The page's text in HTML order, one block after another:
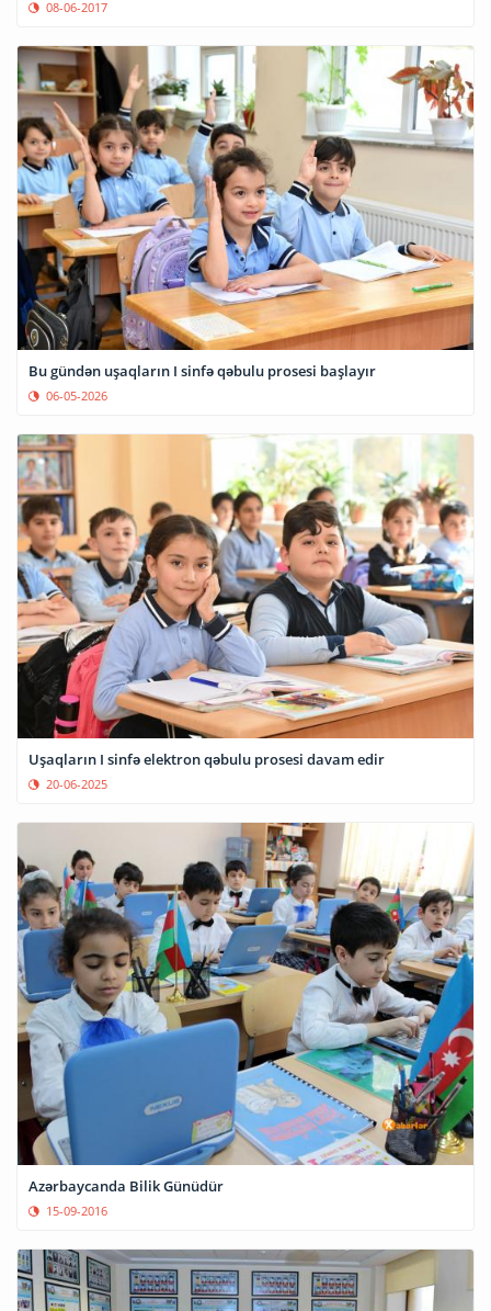
08-06-2017
Bu gündən uşaqların I sinfə qəbulu prosesi başlayır
06-05-2026
Uşaqların I sinfə elektron qəbulu prosesi davam edir
20-06-2025
Azərbaycanda Bilik Günüdür
15-09-2016